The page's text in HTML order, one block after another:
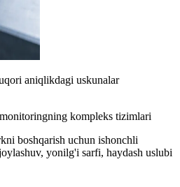
aniqlikdagi uskunalar
kompleks tizimlari
boshqarish uchun ishonchli
yonilg'i sarfi, haydash uslubi